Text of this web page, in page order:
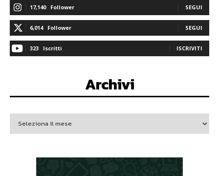
17,140 Follower SEGUI
6,014 Follower SEGUI
323 Iscritti ISCRIVITI
Archivi